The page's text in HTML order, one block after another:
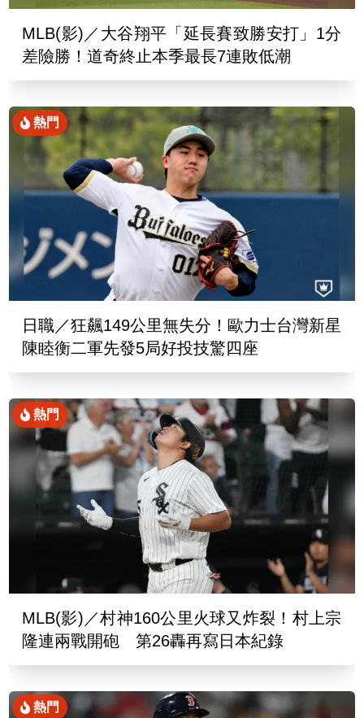
MLB(影)／大谷翔平「延長賽致勝安打」1分
差險勝！道奇終止本季最長7連敗低潮
熱門
日職／狂飆149公里無失分！歐力士台灣新星
陳睦衡二軍先發5局好投技驚四座
熱門
MLB(影)／村神160公里火球又炸裂！村上宗
隆連兩戰開砲 第26轟再寫日本紀錄
熱門